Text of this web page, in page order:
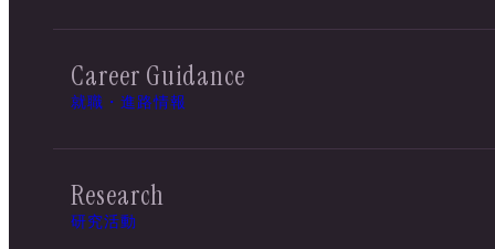
Career Guidance
就職・進路情報
Research
研究活動